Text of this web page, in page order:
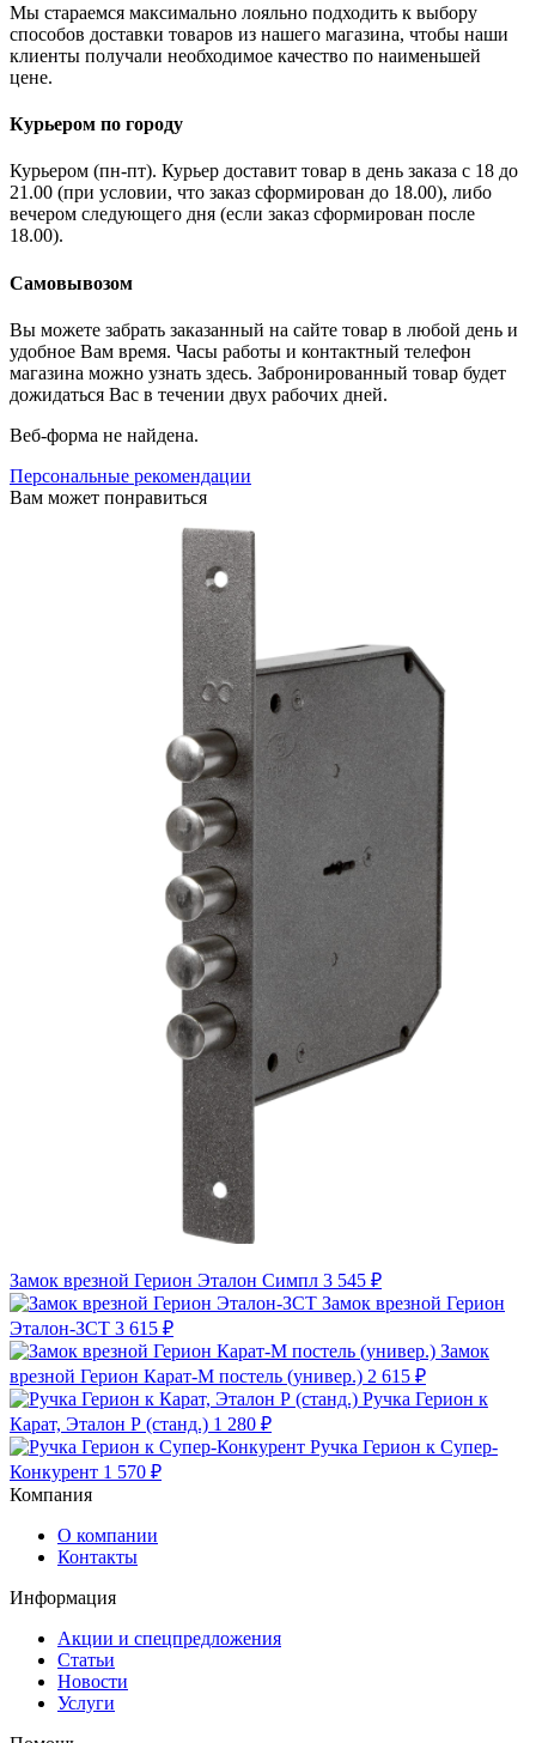
Мы стараемся максимально лояльно подходить к выбору
способов доставки товаров из нашего магазина, чтобы наши
клиенты получали необходимое качество по наименьшей
цене.
Курьером по городу
Курьером (пн-пт). Курьер доставит товар в день заказа с 18 до
21.00 (при условии, что заказ сформирован до 18.00), либо
вечером следующего дня (если заказ сформирован после
18.00).
Самовывозом
Вы можете забрать заказанный на сайте товар в любой день и
удобное Вам время. Часы работы и контактный телефон
магазина можно узнать здесь. Забронированный товар будет
дожидаться Вас в течении двух рабочих дней.
Веб-форма не найдена.
Персональные рекомендации
Вам может понравиться
Замок врезной Герион Эталон Симпл 3 545 ₽
Замок врезной Герион
Эталон-ЗСТ 3 615 ₽
Замок
врезной Герион Карат-М постель (универ.) 2 615 ₽
Ручка Герион к
Карат, Эталон Р (станд.) 1 280 ₽
Ручка Герион к Супер-
Конкурент 1 570 ₽
Компания
О компании
Контакты
Информация
Акции и спецпредложения
Статьи
Новости
Услуги